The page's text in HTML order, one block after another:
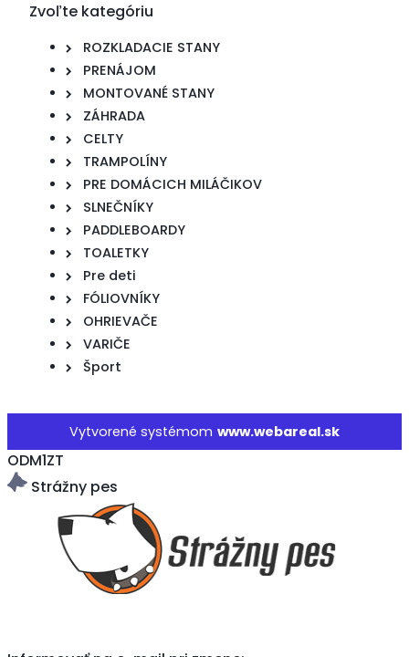
Zvoľte kategóriu
ROZKLADACIE STANY
PRENÁJOM
MONTOVANÉ STANY
ZÁHRADA
CELTY
TRAMPOLÍNY
PRE DOMÁCICH MILÁČIKOV
SLNEČNÍKY
PADDLEBOARDY
TOALETKY
Pre deti
FÓLIOVNÍKY
OHRIEVAČE
VARIČE
Šport
Vytvorené systémom www.webareal.sk
ODM1ZT
Strážny pes